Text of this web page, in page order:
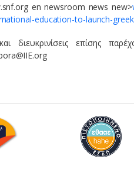
en newsroom news new>
education-to-launch-
διευκρινίσεις επίσης